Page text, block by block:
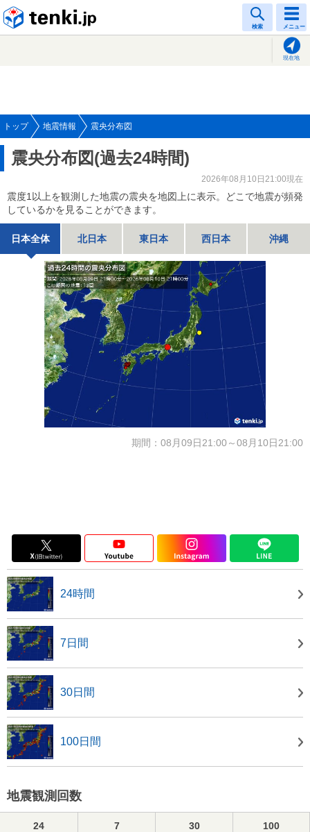
検索 メニュー
現在地
トップ 地震情報 震央分布図
震央分布図(過去24時間)
2026年08月10日21:00現在
震度1以上を観測した地震の震央を地図上に表示。どこで地震が頻発
しているかを見ることができます。
日本全体 北日本 東日本 西日本 沖縄
期間：08月09日21:00～08月10日21:00
24時間
7日間
30日間
100日間
地震観測回数
24
7
30
100